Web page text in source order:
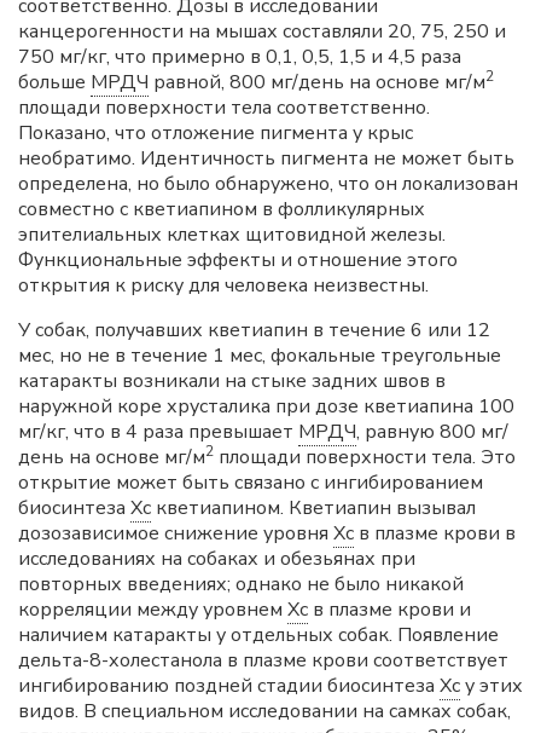
соответственно. Дозы в исследовании
канцерогенности на мышах составляли 20, 75, 250 и
750 мг/кг, что примерно в 0,1, 0,5, 1,5 и 4,5 раза
больше МРДЧ равной, 800 мг/день на основе мг/м2
площади поверхности тела соответственно.
Показано, что отложение пигмента у крыс
необратимо. Идентичность пигмента не может быть
определена, но было обнаружено, что он локализован
совместно с кветиапином в фолликулярных
эпителиальных клетках щитовидной железы.
Функциональные эффекты и отношение этого
открытия к риску для человека неизвестны.
У собак, получавших кветиапин в течение 6 или 12
мес, но не в течение 1 мес, фокальные треугольные
катаракты возникали на стыке задних швов в
наружной коре хрусталика при дозе кветиапина 100
мг/кг, что в 4 раза превышает МРДЧ, равную 800 мг/
день на основе мг/м2 площади поверхности тела. Это
открытие может быть связано с ингибированием
биосинтеза Хс кветиапином. Кветиапин вызывал
дозозависимое снижение уровня Хс в плазме крови в
исследованиях на собаках и обезьянах при
повторных введениях; однако не было никакой
корреляции между уровнем Хс в плазме крови и
наличием катаракты у отдельных собак. Появление
дельта-8-холестанола в плазме крови соответствует
ингибированию поздней стадии биосинтеза Хсу этих
видов. В специальном исследовании на самках собак,